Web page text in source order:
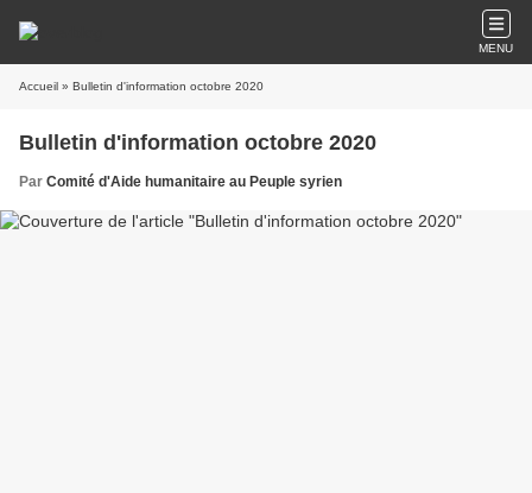
MENU
Accueil » Bulletin d'information octobre 2020
Bulletin d'information octobre 2020
Par Comité d'Aide humanitaire au Peuple syrien